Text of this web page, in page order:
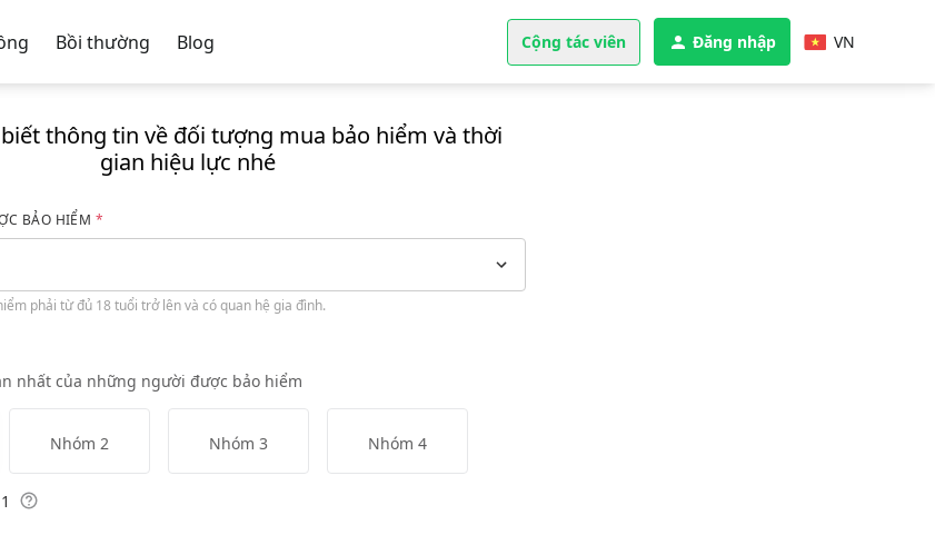
Bồi thường Blog Cộng tác viên Đăng nhập VN
thông tin về đối tượng mua bảo hiểm và thời
gian hiệu lực nhé
BẢO HIỂM
phải từ đủ 18 tuổi trở lên và có quan hệ gia đình.
nhất của những người được bảo hiểm
Nhóm 2 Nhóm 3 Nhóm 4